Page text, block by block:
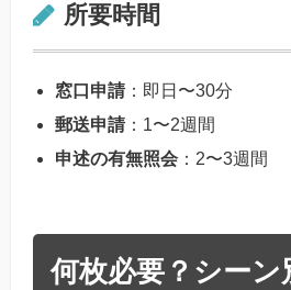
所要時間
窓口申請：即日〜30分
郵送申請：1〜2週間
申述の有無照会 ：2〜3週間
何枚必要？シーン